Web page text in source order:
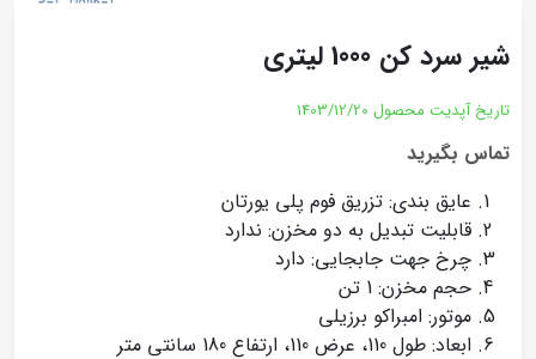
شیر سرد کن 1000 لیتری
تاریخ آپدیت محصول 1403/12/20
تماس بگیرید
عایق بندی: تزریق فوم پلی یورتان
قابلیت تبدیل به دو مخزن: ندارد
چرخ جهت جابجایی: دارد
حجم مخزن: 1 تن
موتور: امبراکو برزیلی
ابعاد: طول 110، عرض 110، ارتفاع 180 سانتی متر